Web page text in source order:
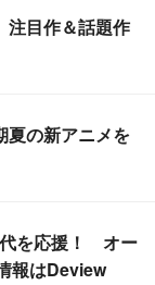
注目作＆話題作
夏の新アニメを
を応援！ オー
報はDeview